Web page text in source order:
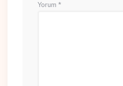
Yorum *